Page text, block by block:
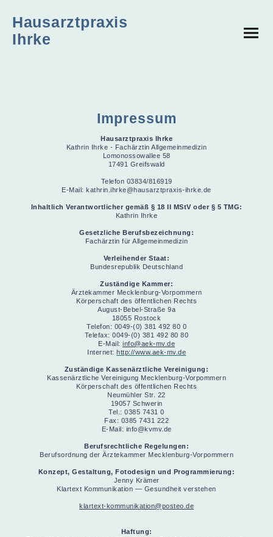
Hausarztpraxis
Ihrke
Impressum
Hausarztpraxis Ihrke
Kathrin Ihrke - Fachärztin Allgemeinmedizin
Lomonossowallee 58
17491 Greifswald
Telefon 03834/816919
E-Mail: kathrin.ihrke@hausarztpraxis-ihrke.de
Inhaltlich Verantwortlicher gemäß § 18 II MStV oder § 5 TMG:
Kathrin Ihrke
Gesetzliche Berufsbezeichnung:
Fachärztin für Allgemeinmedizin
Verleihender Staat:
Bundesrepublik Deutschland
Zuständige Kammer:
Ärztekammer Mecklenburg-Vorpommern
Körperschaft des öffentlichen Rechts
August-Bebel-Straße 9a
18055 Rostock
Telefon: 0049-(0) 381 492 80 0
Telefax: 0049-(0) 381 492 80 80
E-Mail: info@aek-mv.de
Internet: http://www.aek-mv.de
Zuständige Kassenärztliche Vereinigung:
Kassenärztliche Vereinigung Mecklenburg-Vorpommern
Körperschaft des öffentlichen Rechts
Neumühler Str. 22
19057 Schwerin
Tel.: 0385 7431 0
Fax: 0385 7431 222
E-Mail: info@kvmv.de
Berufsrechtliche Regelungen:
Berufsordnung der Ärztekammer Mecklenburg-Vorpommern
Konzept, Gestaltung, Fotodesign und Programmierung:
Jenny Krämer
Klartext Kommunikation — Gesundheit verstehen
klartext-kommunikation@posteo.de
Haftung: